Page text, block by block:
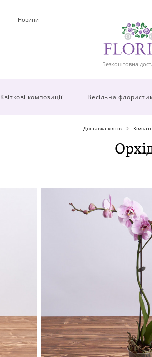
Новини
Безкоштовна
Квіткові композиції Весільна
Доставка квітів